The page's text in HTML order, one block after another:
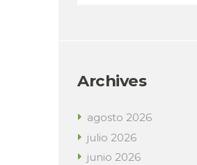
Archives
agosto 2026
julio 2026
junio 2026